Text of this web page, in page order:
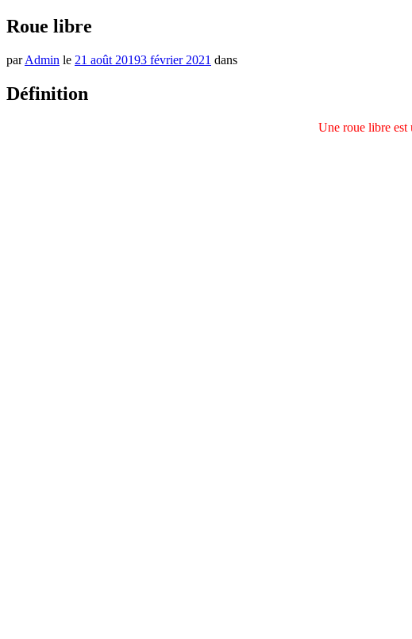
Roue libre
parAdmin le 21 août 20193 février 2021 dans
Définition
Une roue libre est